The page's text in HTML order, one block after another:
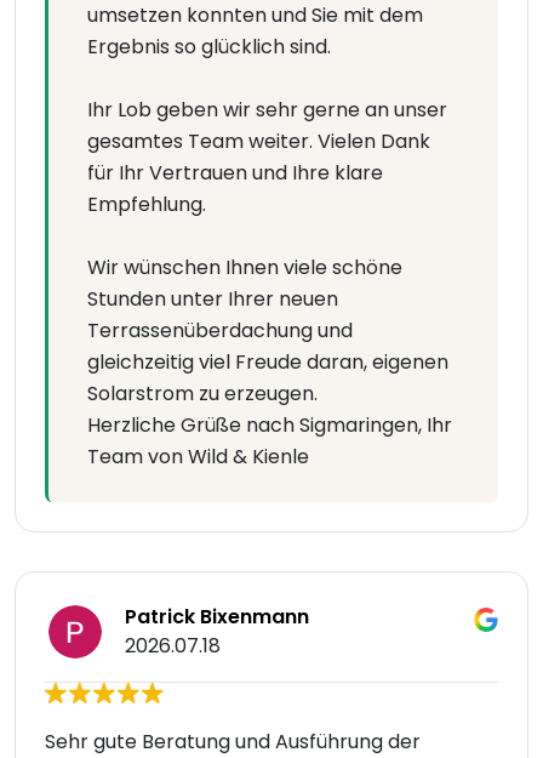
umsetzen konnten und Sie mit dem
Ergebnis so glücklich sind.
Ihr Lob geben wir sehr gerne an unser
gesamtes Team weiter. Vielen Dank
für Ihr Vertrauen und Ihre klare
Empfehlung.
Wir wünschen Ihnen viele schöne
Stunden unter Ihrer neuen
Terrassenüberdachung und
gleichzeitig viel Freude daran, eigenen
Solarstrom zu erzeugen.
Herzliche Grüße nach Sigmaringen, Ihr
Team von Wild & Kienle
Patrick Bixenmann
2026.07.18
Sehr gute Beratung und Ausführung der